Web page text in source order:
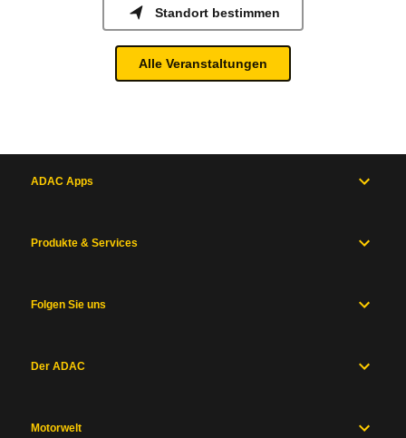
Standort bestimmen
Alle Veranstaltungen
ADAC Apps
Produkte & Services
Folgen Sie uns
Der ADAC
Motorwelt